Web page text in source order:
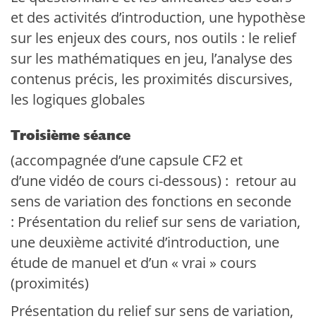
et des activités d’introduction, une hypothèse
sur les enjeux des cours, nos outils : le relief
sur les mathématiques en jeu, l’analyse des
contenus précis, les proximités discursives,
les logiques globales
Troisième séance
(accompagnée d’une capsule CF2 et
d’une vidéo de cours ci-dessous) : retour au
sens de variation des fonctions en seconde
: Présentation du relief sur sens de variation,
une deuxième activité d’introduction, une
étude de manuel et d’un « vrai » cours
(proximités)
Présentation du relief sur sens de variation,